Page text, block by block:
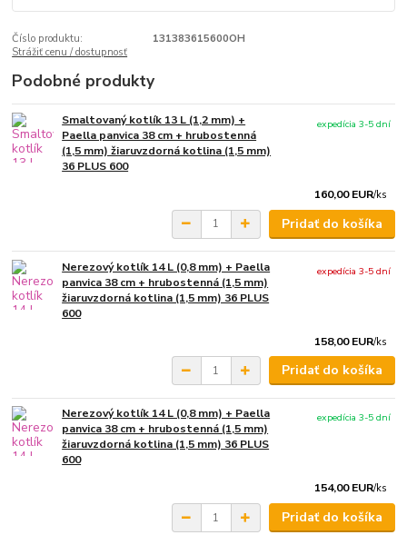
Číslo produktu:
131383615600OH
Strážiť cenu / dostupnosť
Podobné produkty
Smaltovaný kotlík 13 L (1,2 mm) +
Paella panvica 38 cm + hrubostenná
(1,5 mm) žiaruvzdorná kotlina (1,5 mm)
36 PLUS 600
160,00 EUR/ks
expedícia 3-5 dní
Pridať do košíka
Nerezový kotlík 14 L (0,8 mm) + Paella
panvica 38 cm + hrubostenná (1,5 mm)
žiaruvzdorná kotlina (1,5 mm) 36 PLUS
600
158,00 EUR/ks
expedícia 3-5 dní
Pridať do košíka
Nerezový kotlík 14 L (0,8 mm) + Paella
panvica 38 cm + hrubostenná (1,5 mm)
žiaruvzdorná kotlina (1,5 mm) 36 PLUS
600
154,00 EUR/ks
expedícia 3-5 dní
Pridať do košíka